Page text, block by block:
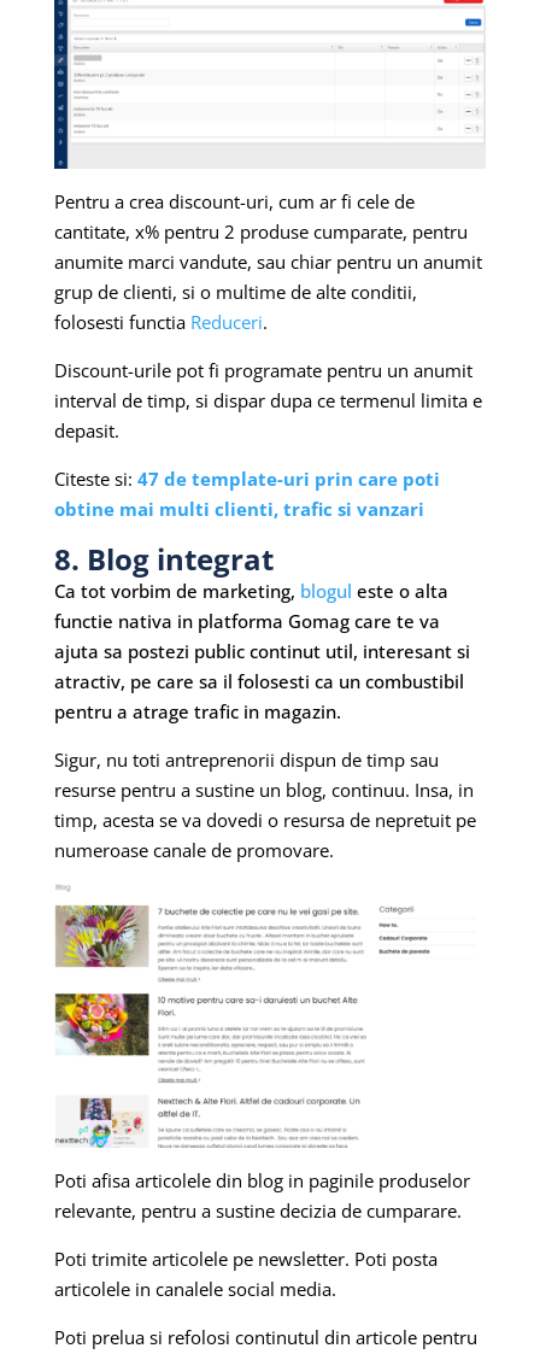
Pentru a crea discount-uri, cum ar fi cele de
cantitate, x% pentru 2 produse cumparate, pentru
anumite marci vandute, sau chiar pentru un anumit
grup de clienti, si o multime de alte conditii,
folosesti functia Reduceri.
Discount-urile pot fi programate pentru un anumit
interval de timp, si dispar dupa ce termenul limita e
depasit.
Citeste si: 47 de template-uri prin care poti
obtine mai multi clienti, trafic si vanzari
8. Blog integrat
Ca tot vorbim de marketing, blogul este o alta
functie nativa in platforma Gomag care te va
ajuta sa postezi public continut util, interesant si
atractiv, pe care sa il folosesti ca un combustibil
pentru a atrage trafic in magazin.
Sigur, nu toti antreprenorii dispun de timp sau
resurse pentru a sustine un blog, continuu. Insa, in
timp, acesta se va dovedi o resursa de nepretuit pe
numeroase canale de promovare.
Poti afisa articolele din blog in paginile produselor
relevante, pentru a sustine decizia de cumparare.
Poti trimite articolele pe newsletter. Poti posta
articolele in canalele social media.
Poti prelua si refolosi continutul din articole pentru